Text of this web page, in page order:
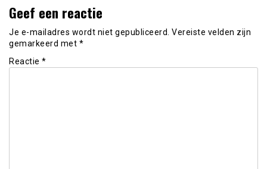
Geef een reactie
Je e-mailadres wordt niet gepubliceerd. Vereiste velden zijn
gemarkeerd met *
Reactie *